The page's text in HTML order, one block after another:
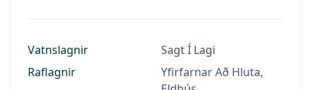
Vatnslagnir
Sagt Í Lagi
Raflagnir
Yfirfarnar Að Hluta,